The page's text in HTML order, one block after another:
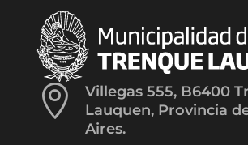

Villegas 555, B6400
Lauquen, Provincia
Aires.